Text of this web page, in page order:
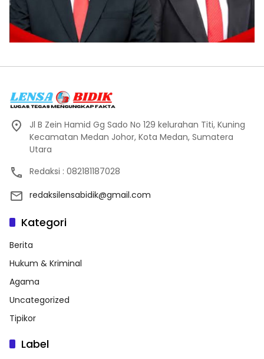
Jl B Zein Hamid Gg Sado No 129 kelurahan Titi, Kuning
Kecamatan Medan Johor, Kota Medan, Sumatera
Utara
Redaksi : 082181187028
redaksilensabidik@gmail.com
Kategori
Berita
Hukum & Kriminal
Agama
Uncategorized
Tipikor
Label